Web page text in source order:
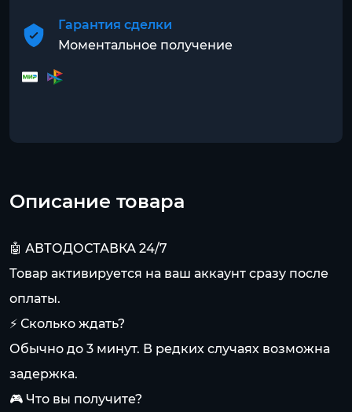
Гарантия сделки
Моментальное получение
Описание товара
🤖 АВТОДОСТАВКА 24/7
Товар активируется на ваш аккаунт сразу после
оплаты.
⚡ Сколько ждать?
Обычно до 3 минут. В редких случаях возможна
задержка.
🎮 Что вы получите?